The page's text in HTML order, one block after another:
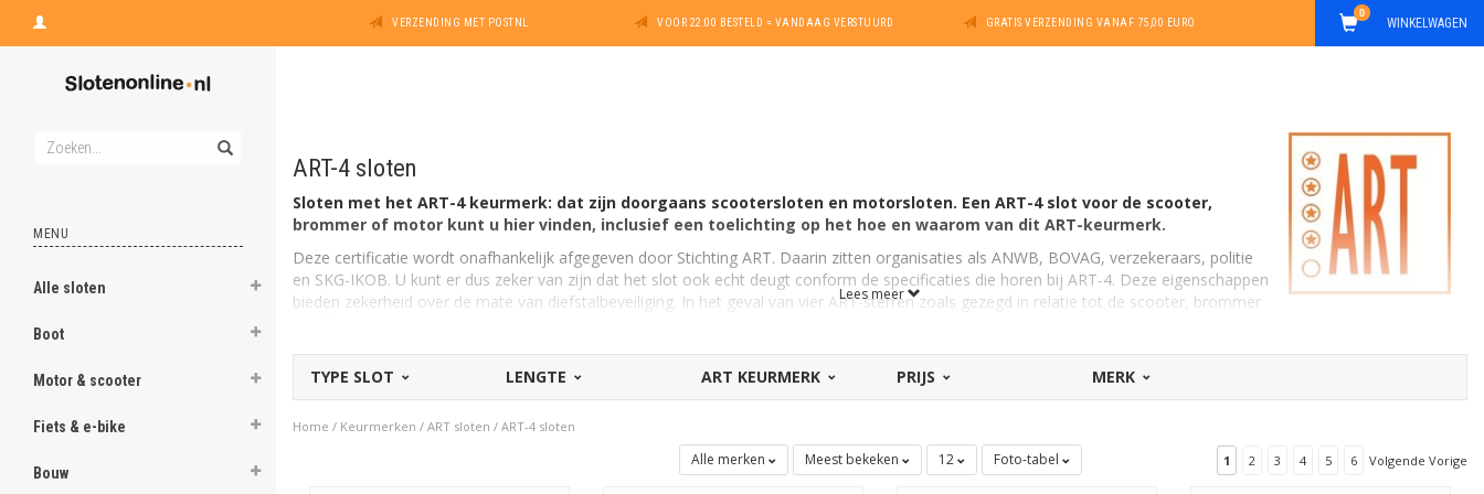
VERZENDING MET POSTNL VOOR 22:00 BESTELD = VANDAAG VERSTUURD GRATIS VERZENDING VANAF 75,00 EURO WINKELWAGEN
0
MENU
Alle sloten
Boot
Motor & scooter
Fiets & e-bike
Bouw
ART-4 sloten
Sloten met het ART-4 keurmerk: dat zijn doorgaans scootersloten en motorsloten. Een ART-4 slot voor de scooter,
brommer of motor kunt u hier vinden, inclusief een toelichting op het hoe en waarom van dit ART-keurmerk.
Deze certificatie wordt onafhankelijk afgegeven door Stichting ART. Daarin zitten organisaties als ANWB, BOVAG, verzekeraars, politie
en SKG-IKOB. U kunt er dus zeker van zijn dat het slot ook echt deugt conform de specificaties die horen bij ART-4. Deze eigenschappen
bieden zekerheid over de mate van diefstalbeveiliging. In het geval van vier ART-sterren zoals gezegd in relatie tot de scooter, brommer
Welke ART-sloten zijn er nog meer?
SKG-IKOB verzorgt de bijbehorende testen in het laboratorium. Naast ART-4 sloten zijn er ook enkele ART-1 sloten, maar vooral
sloten(voor fietsen),ART-3 sloten(voor duurdere fietsen en scooters / brommers) enART-5 sloten(voor met name de zwaardere
motoren).
ART-4 slot voor de scooterverzekering en motorverzekering
Het certificaat ART-4 voor sloten voor de scooter en motor is zeker voor het laatste voertuig een minimale vereiste in de strijd tegen
Lees meer
TYPE SLOT LENGTE ART KEURMERK PRIJS MERK
Home / Keurmerken / ART sloten / ART-4 sloten
Alle merken Meest bekeken 12 Foto-tabel 1 2 3 4 5 6 Volgende Vorige